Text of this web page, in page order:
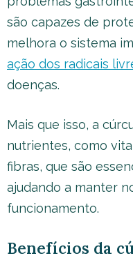
são capazes de
melhora o sistema
ação dos radicais
doenças.
Mais que isso, a
nutrientes, como
fibras, que são
ajudando a manter
funcionamento.
Benefícios da